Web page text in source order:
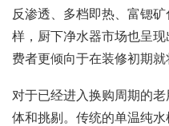
反渗透、多档即热、富锶
样，厨下净水器市场也呈
费者更倾向于在装修初期就
对于已经进入换购周期的
体和挑剔。传统的单温纯